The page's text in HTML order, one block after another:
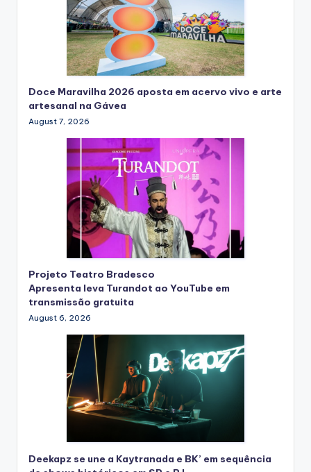
Doce Maravilha 2026 aposta em acervo vivo e arte
artesanal na Gávea
August 7, 2026
Projeto Teatro Bradesco
Apresenta leva Turandot ao YouTube em
transmissão gratuita
August 6, 2026
Deekapz se une a Kaytranada e BK’ em sequência